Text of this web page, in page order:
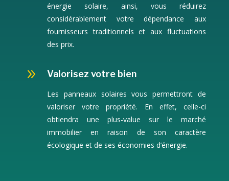
énergie solaire, ainsi, vous réduirez
considérablement votre dépendance aux
fournisseurs traditionnels et aux fluctuations
des prix.
9 Valorisez votre bien
Les panneaux solaires vous permettront de
valoriser votre propriété. En effet, celle-ci
obtiendra une plus-value sur le marché
immobilier en raison de son caractère
écologique et de ses économies d’énergie.